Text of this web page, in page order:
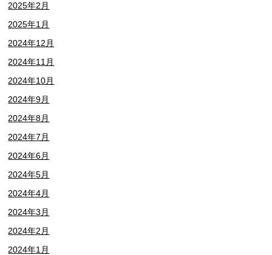
2025年2月
2025年1月
2024年12月
2024年11月
2024年10月
2024年9月
2024年8月
2024年7月
2024年6月
2024年5月
2024年4月
2024年3月
2024年2月
2024年1月